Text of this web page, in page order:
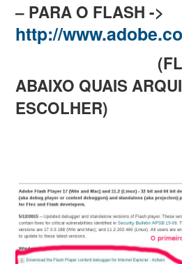
– PARA O FLASH ->
http://
(FLASH:
ABAIXO QUAIS
ESCOLHER)